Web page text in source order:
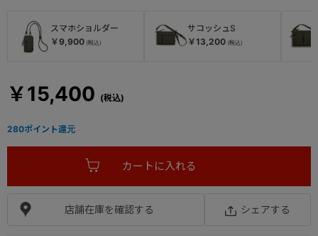
￥15,400
スマホショルダー
￥9,900
サコッシュS
￥13,200
店舗在庫を確認する シェアする
280ポイント還元